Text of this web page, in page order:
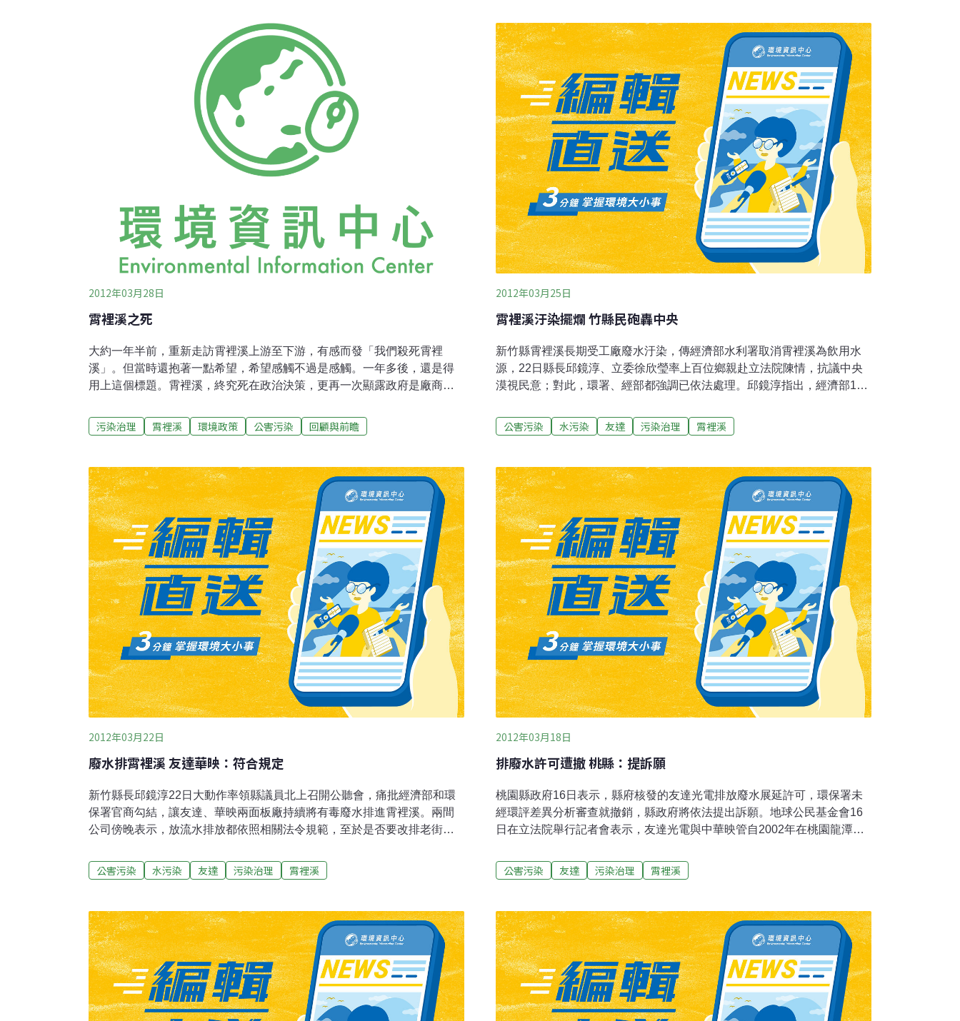
縣政府將提訴願，要求經濟部撤銷「變更取水口、霄裡溪不再為飲用水水
源」的公文。徐欣瑩說，連日追查發現，經濟部公文中，指霄裡溪「將」
不再為飲用水水源，有「將來」不做水源，也有「立即」不做之意，很含
糊，環保署認定「不再做為水源」，因而判定華映、友達不必送審，可續
排，整個過程猶如玩「公文遊戲」，一個「將」字，猶如讓竹縣被「將」
行性評估，及水權變更、取水工程施工完成等步驟，便逕自以函文更動，
恐有違反相關法令與為廠商解套之嫌。徐欣瑩指出，另根據環保署15日發
給新竹縣政府與桃園縣政府的函文，指友達廢水排放許可證展延案沒有依
照環境影響評估審查結論審核，屬違法的行政處分，環保署應依法撤銷展
延案，原核發的排放許可證於今天失效。
2012年03月28日
霄裡溪之死
大約一年半前，重新走訪霄裡溪上游至下游，有感而發「我們殺死霄裡
溪」。但當時還抱著一點希望，希望感觸不過是感觸。一年多後，還是得
用上這個標題。霄裡溪，終究死在政治決策，更再一次顯露政府是廠商小
穗，迄今還是我心底最美的風景之一。這條貫穿桃園龍潭和新竹新埔的河
川，是台灣罕見的甲級水體。不但供應夾河兩岸農田灌溉，也扮演新埔鎮
議。元凶是坐落龍潭的兩家面板廠：友達、華映。 （坐落龍潭的面板業
者，把廢水排入下游的優良溪水、灌溉農田）這兩家公司，在2002年開 發
時，選擇了位於山坡的區位；環保署，在環評審查時，相信了廠商提供的
錯誤資料、相信了兩家公司將來要排放廢水的河川，沒有自來水公司的取
水口，作成了 「未來若有取水口須改排」的決議。就這樣，兩家公司將含
有特殊重金屬的廢水排
污染治理 霄裡溪 環境政策 公害污染 回顧與前瞻
2012年03月25日
霄裡溪汙染擺爛 竹縣民砲轟中央
新竹縣霄裡溪長期受工廠廢水汙染，傳經濟部水利署取消霄裡溪為飲用水
源，22日縣長邱鏡淳、立委徐欣瑩率上百位鄉親赴立法院陳情，抗議中央
漠視民意；對此，環署、經部都強調已依法處理。邱鏡淳指出，經濟部15
不再規劃為飲用水源，決定將鳳山溪新埔3臨時取水口，設為永久取水口，
為桃縣、友達、華映廢水排放「解套」。沈世宏答覆，排放許可到期後，
只要桃園縣政府不再違反環評等相法令，環保署無權再干涉。黃重球面對
立委重砲詢問，僅以「再回去討論、了解」，引起在場鄉親不滿，徐欣瑩
等立委發動臨時提案，指取消霄裡溪為飲用水源一案有行政瑕疵，不排除
提起訴願，要求經部重新徹查，若有瑕疵應即撤銷。徐欣瑩表示，將待經
部重新調查完畢，若經查確有行政瑕疵，改排桃園老街溪的環評第177次決
議仍有效，請鄉親們不
公害污染 水污染 友達 污染治理 霄裡溪
2012年03月22日
廢水排霄裡溪 友達華映：符合規定
新竹縣長邱鏡淳22日大動作率領縣議員北上召開公聽會，痛批經濟部和環
保署官商勾結，讓友達、華映兩面板廠持續將有毒廢水排進霄裡溪。兩間
公司傍晚表示，放流水排放都依照相關法令規範，至於是否要改排老街
行保護環境，放流水質都符合環評承諾與法規要求，而且還自發性委託政
府認證公正單位每月檢測放流水質。友達也說，放流水在排放出廠前，都
透露，龍潭廠區2001年就依法取得放流水排放許可，不過後來因台灣自來
水公司將霄裡溪規劃為飲用水水源，所以友達及華映才依環評承諾提出改
管工程因應方案，經過多次審議後改排方案目前已經通過環評審查。
公害污染 水污染 友達 污染治理 霄裡溪
2012年03月18日
排廢水許可遭撤 桃縣：提訴願
桃園縣政府16日表示，縣府核發的友達光電排放廢水展延許可，環保署未
經環評差異分析審查就撤銷，縣政府將依法提出訴願。地球公民基金會16
日在立法院舉行記者會表示，友達光電與中華映管自2002年在桃園龍潭設
污染沿岸上千公頃農田。2008年行政院環境保護署環評決議兩廠應改排廢
水，但至今未執行。環保署水質保護處副處長沈一夫會中回應，友達有根
桃園縣政府做出違法展延的行政處分，15日環保署已經撤銷該行政處分，
並告知桃園縣政府，展延失效日期為101年3月30日，應有補救措施。若3
月30日期限截止，但桃縣政府仍不作為，不排除由環保署代行核發執照。
桃園縣政府聲明，友達公司已經提出環評差異分析，且提出經濟部所出具
新事證，環保署不應在未經環評審查，就撤銷許可。既然霄裡溪新竹段的
水質，無
公害污染 友達 污染治理 霄裡溪